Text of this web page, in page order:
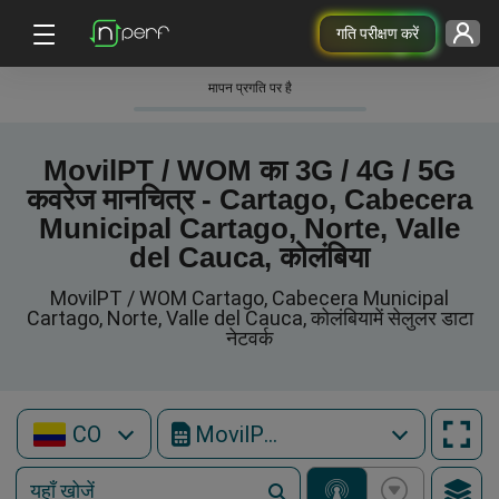
गति परीक्षण करें
मापन प्रगति पर है
MovilPT / WOM का 3G / 4G / 5G
कवरेज मानचित्र - Cartago, Cabecera
Municipal Cartago, Norte, Valle
del Cauca, कोलंबिया
MovilPT / WOM Cartago, Cabecera Municipal
Cartago, Norte, Valle del Cauca, कोलंबियामें सेलुलर डाटा
नेटवर्क
CO MovilPT / WOM